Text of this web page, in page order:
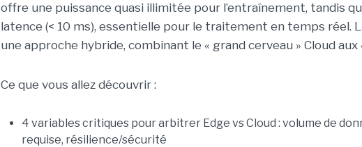
offre une puissance quasi illimitée pour l’entraînement, tandis
latence (< 10 ms), essentielle pour le traitement en temps réel.
une approche hybride, combinant le « grand cerveau » Cloud
Ce que vous allez découvrir :
4 variables critiques pour arbitrer Edge vs Cloud : volume de
requise, résilience/sécurité